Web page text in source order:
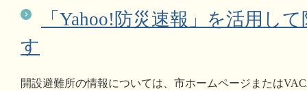
「Yahoo!防災速報」を活用し
す
開設避難所の情報については、市ホームページまたは